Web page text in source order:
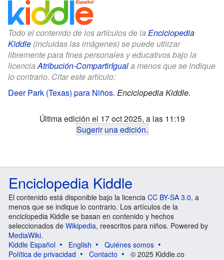
Todo el contenido de los artículos de la Enciclopedia
Kiddle (incluidas las imágenes) se puede utilizar
libremente para fines personales y educativos bajo la
licenciaAtribución-CompartirIguala menos que se indique
lo contrario. Citar este artículo:
Deer Park (Texas) para Niños. Enciclopedia Kiddle.
Última edición el 17 oct 2025, a las 11:19
Sugerir una edición.
Enciclopedia Kiddle
El contenido está disponible bajo la licencia CC BY-SA 3.0, a
menos que se indique lo contrario. Los artículos de la
enciclopedia Kiddle se basan en contenido y hechos
seleccionados de Wikipedia, reescritos para niños. Powered by
MediaWiki.
Kiddle Español
English
Quiénes somos
Política de privacidad
Contacto © 2025 Kiddle.co